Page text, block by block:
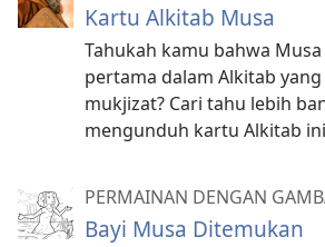
Kartu Alkitab Musa
Tahukah kamu bahwa
pertama dalam Alkitab
mukjizat? Cari tahu lebih
mengunduh kartu Alkitab
PERMAINAN DENGAN
Bayi Musa Ditemukan